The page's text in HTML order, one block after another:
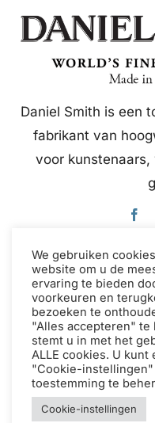
Daniel Smith is een
fabrikant van
voor
Deze website
content direct en
te vertalen.
onjuistheden in
ontdekt, laat het
We gebruiken
website om u de
ervaring te bieden
voorkeuren en
bezoeken te
"Alles accepteren" te
stemt u in met het
ALLE cookies. U kunt
"Cookie-instellingen"
toestemming te
Cookie-instellingen